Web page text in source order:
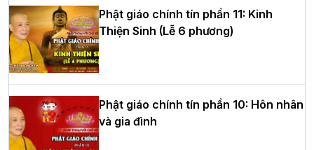
HT.Thích Thọ Lạc được suy cử làm tân
Trưởng BTS GHPGVN tỉnh Nghệ An
Hòa thượng Thích Quảng Tùng tái đắc
Phật giáo chính tín phần 11: Kinh
Thiện Sinh (Lễ 6 phương)
Phật giáo chính tín phần 10: Hôn nhân
và gia đình